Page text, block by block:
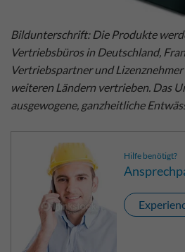
Bildunterschrift: Die Produkte
Vertriebsbüros in Deutschland,
Vertriebspartner und
weiteren Ländern vertrieben. Das
ausgewogene, ganzheitliche
Hilfe benötigt?